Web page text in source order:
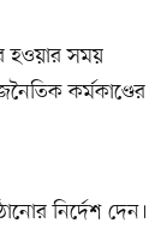
হওয়ার সময়
কর্মকাণ্ডের
নির্দেশ দেন।